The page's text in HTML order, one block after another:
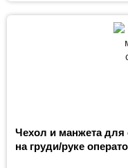
Чехол и манжета
на груди/руке